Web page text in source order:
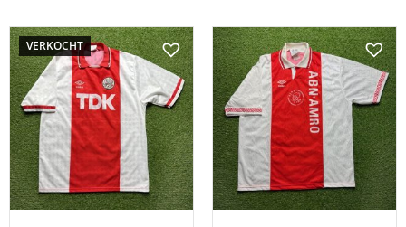
VERKOCHT